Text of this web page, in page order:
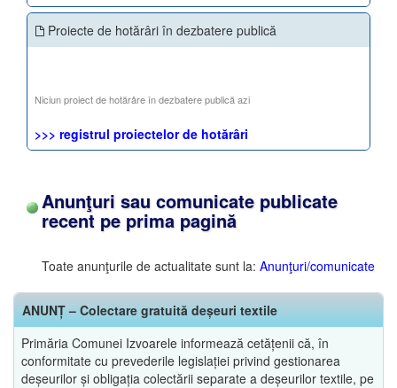
Proiecte de hotărâri în dezbatere publică
Niciun proiect de hotărâre în dezbatere publică azi
>>> registrul proiectelor de hotărâri
Anunţuri sau comunicate publicate
recent pe prima pagină
Toate anunţurile de actualitate sunt la: Anunţuri/comunicate
ANUNȚ – Colectare gratuită deșeuri textile
Primăria Comunei Izvoarele informează cetățenii că, în
conformitate cu prevederile legislației privind gestionarea
deșeurilor și obligația colectării separate a deșeurilor textile, pe